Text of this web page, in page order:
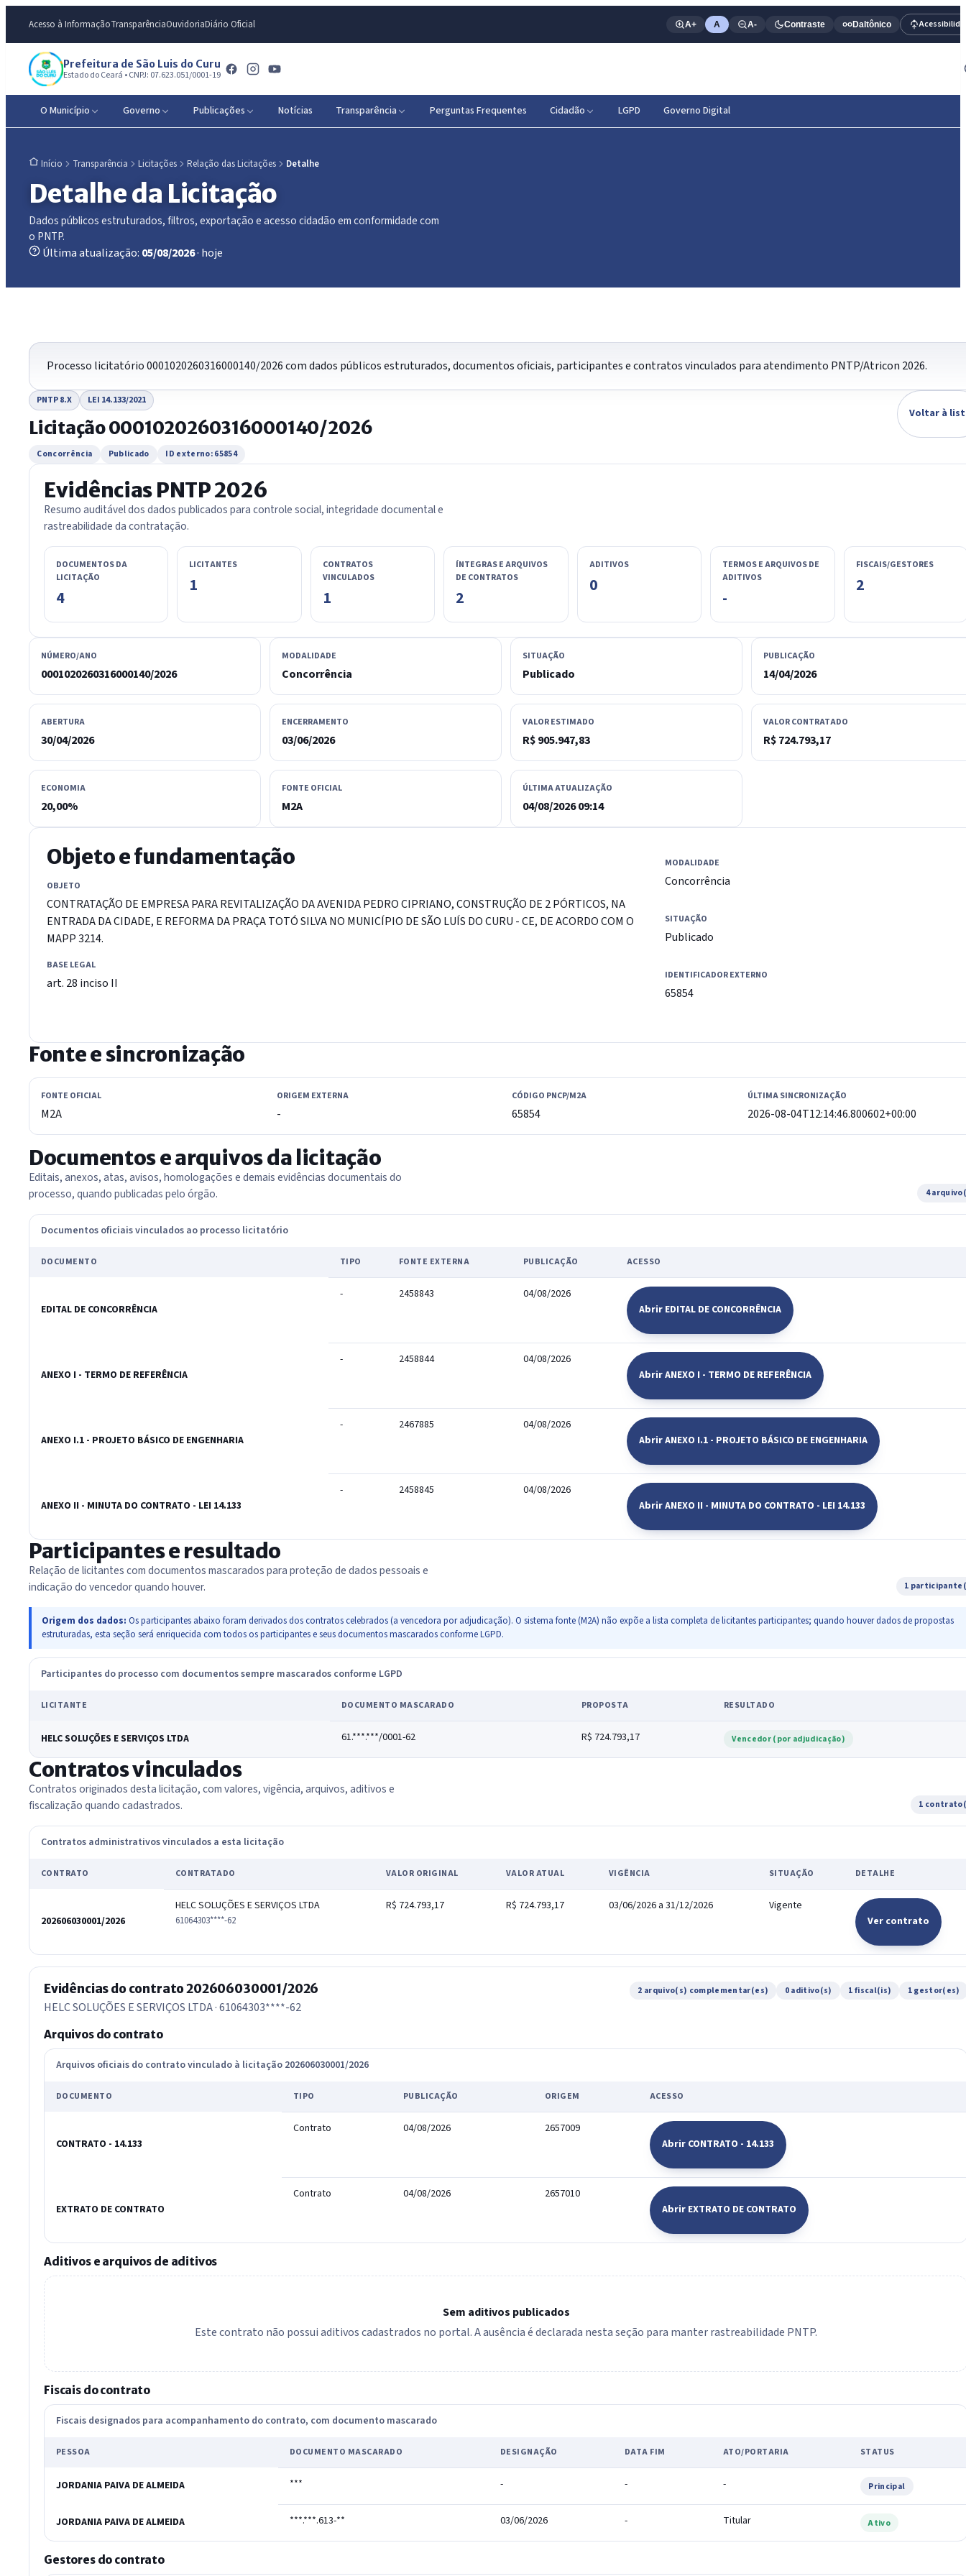
Acesso à InformaçãoTransparênciaOuvidoriaDiário Oficial A+ A A- Contraste Daltônico
Prefeitura de São Luis do Curu
Estado do Ceará • CNPJ: 07.623.051/0001-19
O Município Governo Publicações Notícias Transparência Perguntas Frequentes Cidadão LGPD Governo Digital
Início Transparência Licitações Relação das Licitações Detalhe
Detalhe da Licitação
Dados públicos estruturados, filtros, exportação e acesso cidadão em conformidade com
o PNTP.
Última atualização: 05/08/2026· hoje
Processo licitatório 0001020260316000140/2026 com dados públicos estruturados, documentos oficiais, participantes e contratos vinculados para atendimento PNTP/Atricon 2026.
PNTP 8.X LEI 14.133/2021
Licitação 0001020260316000140/2026
Concorrência Publicado ID externo: 65854
Voltar à
Evidências PNTP 2026
Resumo auditável dos dados publicados para controle social, integridade documental e
rastreabilidade da contratação.
DOCUMENTOS DA
LICITAÇÃO
4
LICITANTES
1
CONTRATOS
VINCULADOS
1
ÍNTEGRAS E ARQUIVOS
DE CONTRATOS
2
ADITIVOS
0
TERMOS E ARQUIVOS DE
ADITIVOS
-
FISCAIS/GESTORES
2
NÚMERO/ANO
0001020260316000140/2026
MODALIDADE
Concorrência
SITUAÇÃO
Publicado
PUBLICAÇÃO
14/04/2026
ABERTURA
30/04/2026
ENCERRAMENTO
03/06/2026
VALOR ESTIMADO
R$ 905.947,83
VALOR CONTRATADO
R$ 724.793,17
ECONOMIA
20,00%
FONTE OFICIAL
M2A
ÚLTIMA ATUALIZAÇÃO
04/08/2026 09:14
Objeto e fundamentação
OBJETO
CONTRATAÇÃO DE EMPRESA PARA REVITALIZAÇÃO DA AVENIDA PEDRO CIPRIANO, CONSTRUÇÃO DE 2 PÓRTICOS, NA
ENTRADA DA CIDADE, E REFORMA DA PRAÇA TOTÓ SILVA NO MUNICÍPIO DE SÃO LUÍS DO CURU - CE, DE ACORDO COM O
MAPP 3214.
BASE LEGAL
art. 28 inciso II
MODALIDADE
Concorrência
SITUAÇÃO
Publicado
IDENTIFICADOR EXTERNO
65854
Fonte e sincronização
FONTE OFICIAL
M2A
ORIGEM EXTERNA
-
CÓDIGO PNCP/M2A
65854
ÚLTIMA SINCRONIZAÇÃO
2026-08-04T12:14:46.800602+00:00
Documentos e arquivos da licitação
Editais, anexos, atas, avisos, homologações e demais evidências documentais do
processo, quando publicadas pelo órgão.
4
Documentos oficiais vinculados ao processo licitatório
DOCUMENTO TIPO FONTE EXTERNA PUBLICAÇÃO ACESSO
EDITAL DE CONCORRÊNCIA
- 2458843
04/08/2026
Abrir EDITAL DE CONCORRÊNCIA
ANEXO I - TERMO DE REFERÊNCIA
- 2458844
04/08/2026
Abrir ANEXO I - TERMO DE REFERÊNCIA
ANEXO I.1 - PROJETO BÁSICO DE ENGENHARIA
- 2467885
04/08/2026
Abrir ANEXO I.1 - PROJETO BÁSICO DE ENGENHARIA
ANEXO II - MINUTA DO CONTRATO - LEI 14.133
- 2458845
04/08/2026
Abrir ANEXO II - MINUTA DO CONTRATO - LEI 14.133
Participantes e resultado
Relação de licitantes com documentos mascarados para proteção de dados pessoais e
indicação do vencedor quando houver.
1
Origem dos dados: Os participantes abaixo foram derivados dos contratos celebrados (a vencedora por adjudicação). O sistema fonte (M2A) não expõe a lista completa de licitantes participantes; quando houver dados de propostas
estruturadas, esta seção será enriquecida com todos os participantes e seus documentos mascarados conforme LGPD.
Participantes do processo com documentos sempre mascarados conforme LGPD
LICITANTE DOCUMENTO MASCARADO PROPOSTA RESULTADO
HELC SOLUÇÕES E SERVIÇOS LTDA 61.***.***/0001-62 R$ 724.793,17 Vencedor (por adjudicação)
Contratos vinculados
Contratos originados desta licitação, com valores, vigência, arquivos, aditivos e
fiscalização quando cadastrados.
1
Contratos administrativos vinculados a esta licitação
CONTRATO CONTRATADO VALOR ORIGINAL VALOR ATUAL VIGÊNCIA SITUAÇÃO DETALHE
202606030001/2026
HELC SOLUÇÕES E SERVIÇOS LTDA
61064303****-62
R$ 724.793,17 R$ 724.793,17 03/06/2026 a 31/12/2026
Vigente
Ver contrato
Evidências do contrato 202606030001/2026
HELC SOLUÇÕES E SERVIÇOS LTDA · 61064303****-62
2 arquivo(s) complementar(es) 0 aditivo(s) 1 fiscal(is) 1 gestor(es)
Arquivos do contrato
Arquivos oficiais do contrato vinculado à licitação 202606030001/2026
DOCUMENTO TIPO PUBLICAÇÃO ORIGEM ACESSO
CONTRATO - 14.133
Contrato 04/08/2026
2657009
Abrir CONTRATO - 14.133
EXTRATO DE CONTRATO
Contrato 04/08/2026
2657010
Abrir EXTRATO DE CONTRATO
Aditivos e arquivos de aditivos
Sem aditivos publicados
Este contrato não possui aditivos cadastrados no portal. A ausência é declarada nesta seção para manter rastreabilidade PNTP.
Fiscais do contrato
Fiscais designados para acompanhamento do contrato, com documento mascarado
PESSOA DOCUMENTO MASCARADO DESIGNAÇÃO DATA FIM ATO/PORTARIA STATUS
JORDANIA PAIVA DE ALMEIDA *** - - - Principal
JORDANIA PAIVA DE ALMEIDA ***.***.613-** 03/06/2026 - Titular Ativo
Gestores do contrato